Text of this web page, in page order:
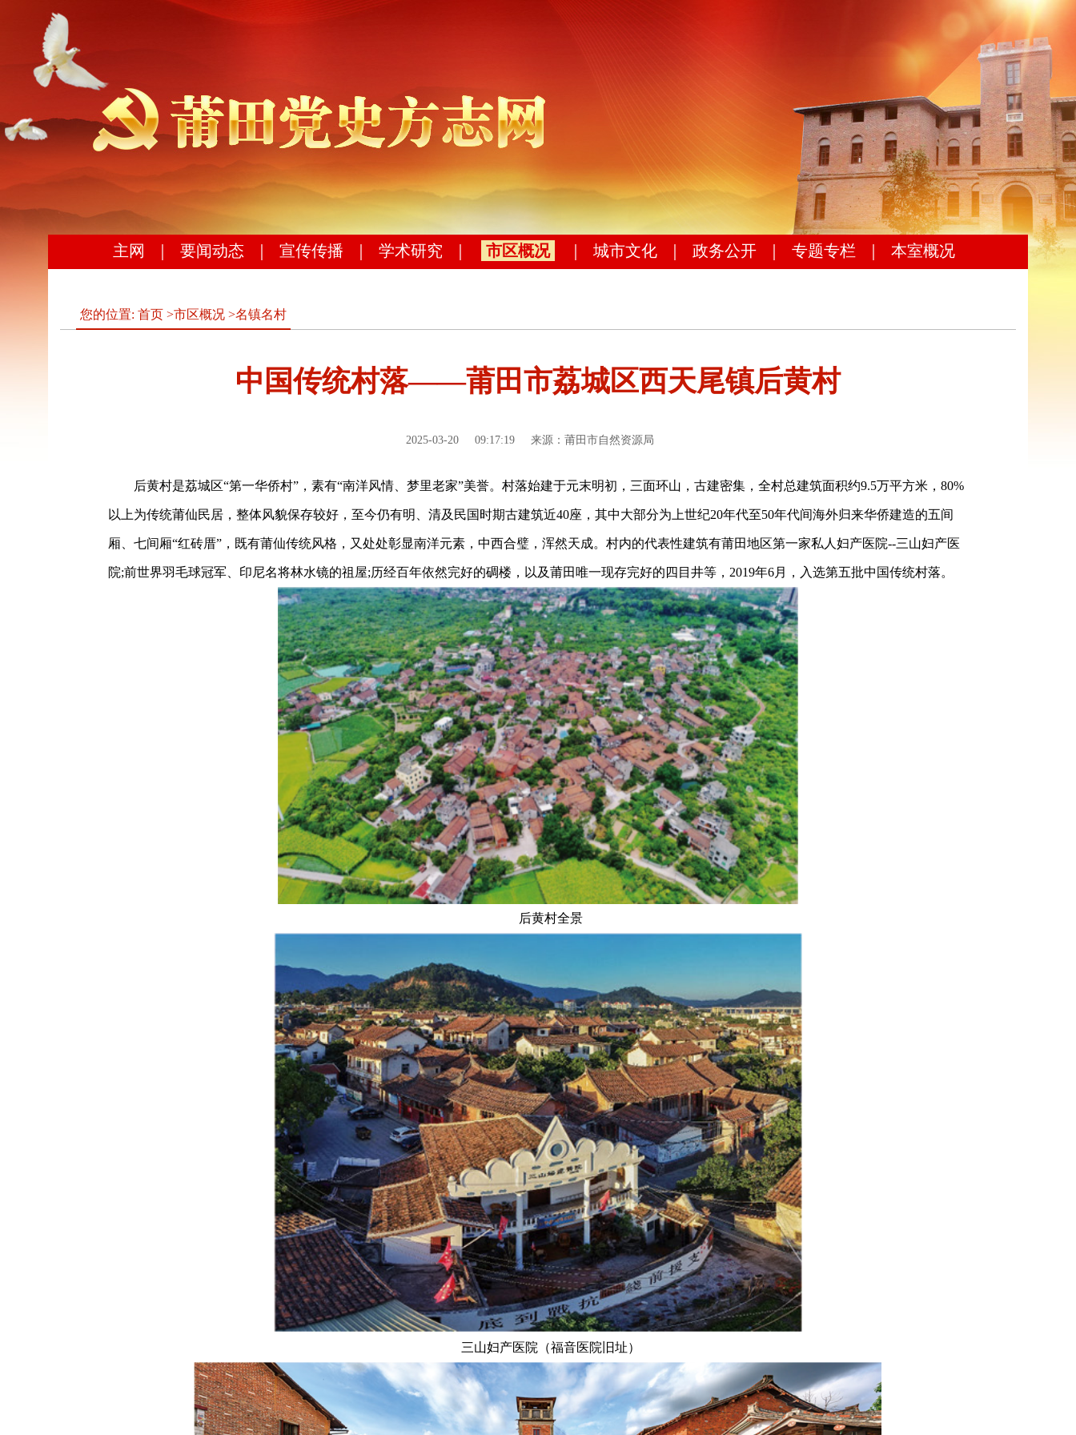
主网 要闻动态 宣传传播 学术研究 市区概况 城市文化 政务公开 专题专栏 本室概况
您的位置: 首页 >市区概况 >名镇名村
中国传统村落——莆田市荔城区西天尾镇后黄村
2025-03-20 09:17:19 来源：莆田市自然资源局
后黄村是荔城区“第一华侨村”，素有“南洋风情、梦里老家”美誉。村落始建于元末明初，三面环山，古建密集，全村总建筑面积约9.5万平方米，80%
以上为传统莆仙民居，整体风貌保存较好，至今仍有明、清及民国时期古建筑近40座，其中大部分为上世纪20年代至50年代间海外归来华侨建造的五间
厢、七间厢“红砖厝”，既有莆仙传统风格，又处处彰显南洋元素，中西合璧，浑然天成。村内的代表性建筑有莆田地区第一家私人妇产医院--三山妇产医
院;前世界羽毛球冠军、印尼名将林水镜的祖屋;历经百年依然完好的碉楼，以及莆田唯一现存完好的四目井等，2019年6月，入选第五批中国传统村落。
后黄村全景
三山妇产医院（福音医院旧址）